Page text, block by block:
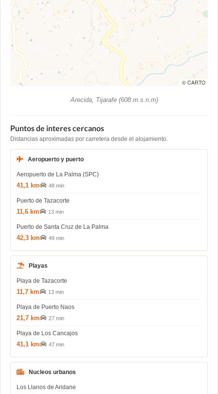
© CARTO
Arecida, Tijarafe (608 m.s.n.m)
Puntos de interes cercanos
Distancias aproximadas por carretera desde el alojamiento.
Aeropuerto y puerto
Aeropuerto de La Palma (SPC)
41,1 km 48 min
Puerto de Tazacorte
11,6 km 13 min
Puerto de Santa Cruz de La Palma
42,3 km 49 min
Playas
Playa de Tazacorte
11,7 km 13 min
Playa de Puerto Naos
21,7 km 27 min
Playa de Los Cancajos
41,1 km 47 min
Nucleos urbanos
Los Llanos de Aridane